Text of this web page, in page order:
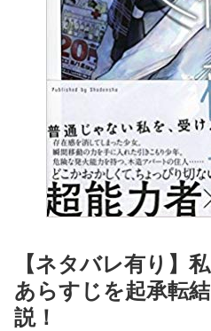
【ネタバレ有り】
あらすじを起承転
説！